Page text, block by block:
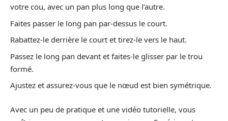
votre cou, avec un pan plus long que l’autre.
Faites passer le long pan par-dessus le court.
Rabattez-le derrière le court et tirez-le vers le haut.
Passez le long pan devant et faites-le glisser par le trou
formé.
Ajustez et assurez-vous que le nœud est bien symétrique.
Avec un peu de pratique et une vidéo tutorielle, vous